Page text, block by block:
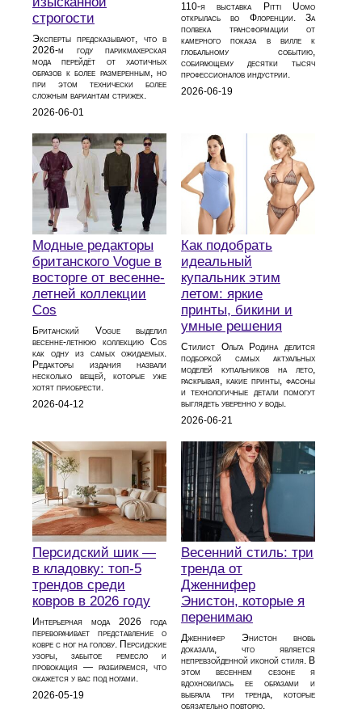
строгости
Эксперты предсказывают, что в
2026‑м году парикмахерская
мода перейдёт от хаотичных
образов к более размеренным, но
при этом технически более
сложным вариантам стрижек.
2026-06-01
110‑я выставка Pitti Uomo
открылась во Флоренции. За
полвека трансформации от
камерного показа в вилле к
глобальному событию,
собирающему десятки тысяч
профессионалов индустрии.
2026-06-19
Модные редакторы
британского Vogue в
восторге от весенне-
летней коллекции
Cos
Британский Vogue выделил
весенне-летнюю коллекцию Cos
как одну из самых ожидаемых.
Редакторы издания назвали
несколько вещей, которые уже
хотят приобрести.
2026-04-12
Как подобрать
идеальный
купальник этим
летом: яркие
принты, бикини и
умные решения
Стилист Ольга Родина делится
подборкой самых актуальных
моделей купальников на лето,
раскрывая, какие принты, фасоны
и технологичные детали помогут
выглядеть уверенно у воды.
2026-06-21
Персидский шик —
в кладовку: топ-5
трендов среди
ковров в 2026 году
Интерьерная мода 2026 года
переворачивает представление о
ковре с ног на голову. Персидские
узоры, забытое ремесло и
провокация — разбираемся, что
окажется у вас под ногами.
2026-05-19
Весенний стиль: три
тренда от
Дженнифер
Энистон, которые я
перенимаю
Дженнифер Энистон вновь
доказала, что является
непревзойденной иконой стиля. В
этом весеннем сезоне я
вдохновилась ее образами и
выбрала три тренда, которые
обязательно повторю.